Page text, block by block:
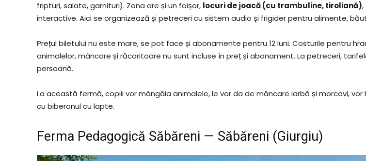
fripturi, salate, garnituri). Zona are și un foișor, locuri de joacă (cu trambuline, tiroliană)
interactive. Aici se organizează și petreceri cu sistem audio și frigider pentru alimente,
Prețul biletului nu este mare, se pot face și abonamente pentru 12 luni. Costurile pentru
animalelor, mâncare și răcoritoare nu sunt incluse în preț și abonament. La petreceri,
persoană.
La această fermă, copiii vor mângâia animalele, le vor da de mâncare iarbă și morcovi, vor
cu biberonul cu lapte.
Ferma Pedagogică Săbăreni — Săbăreni (Giurgiu)